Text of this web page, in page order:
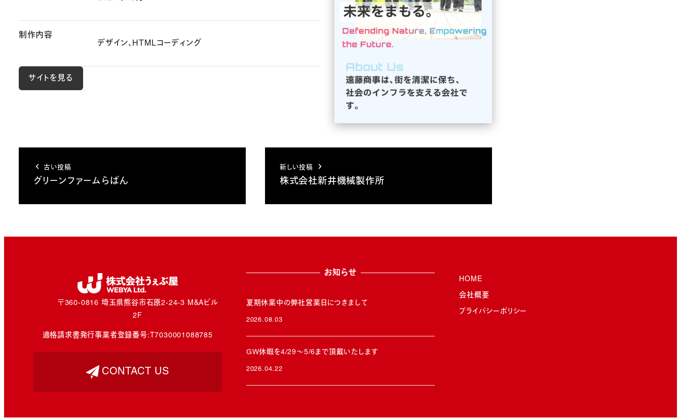
制作内容
デザイン、HTMLコーディング
サイトを見る
古い投稿
グリーンファームらぱん
新しい投稿
株式会社新井機械製作所
〒360-0816 埼玉県熊谷市石原2-24-3 M&Aビル
2F
適格請求書発行事業者登録番号: T7030001088785
CONTACT US
お知らせ
夏期休業中の弊社営業日につきまして
2026.08.03
GW休暇を4/29～5/6まで頂戴いたします
2026.04.22
HOME
会社概要
プライバシーポリシー